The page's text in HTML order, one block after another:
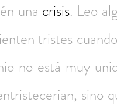
una crisis. Leo
tristes
no está muy
sino